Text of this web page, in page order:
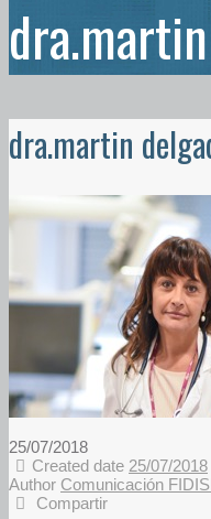
dra.martin
25/07/2018
Created date 25/07/2018
Author Comunicación
Compartir